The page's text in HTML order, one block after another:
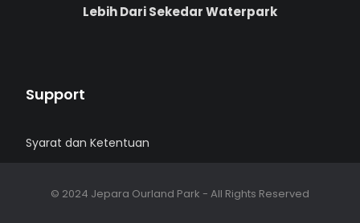
Lebih Dari Sekedar Waterpark
Support
Syarat dan Ketentuan
© 2024 Jepara Ourland Park - All Rights Reserved